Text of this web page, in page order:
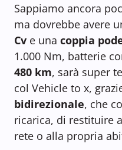
Sappiamo ancora
ma dovrebbe avere
Cv e una coppia
1.000 Nm, batterie
480 km, sarà super
col Vehicle to x,
bidirezionale, che
ricarica, di restituire
rete o alla propria